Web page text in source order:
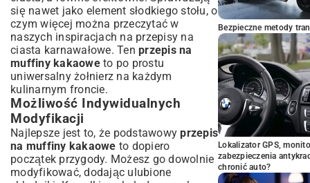
się nawet jako element słodkiego stołu, o
czym więcej można przeczytać w
naszych inspiracjach na przepisy na
ciasta karnawałowe. Ten przepis na
muffiny kakaoweto po prostu
uniwersalny żołnierz na każdym
kulinarnym froncie.
Możliwość Indywidualnych
Modyfikacji
Najlepsze jest to, że podstawowyprzepis
na muffiny kakaowe to dopiero
początek przygody. Możesz go dowolnie
modyfikować, dodając ulubione
Bezpieczne metody
Lokalizator GPS,
zabezpieczenia
chronić auto?